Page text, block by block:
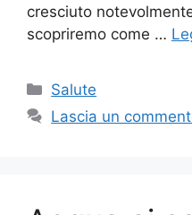
cresciuto
scopriremo come …
Categorie
Salute
Lascia un